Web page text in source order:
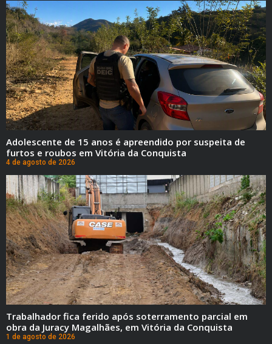
Adolescente de 15 anos é apreendido por suspeita de
furtos e roubos em Vitória da Conquista
4 de agosto de 2026
Trabalhador fica ferido após soterramento parcial em
obra da Juracy Magalhães, em Vitória da Conquista
1 de agosto de 2026